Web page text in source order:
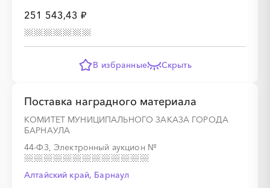
251 543,43 ₽
В избранные Скрыть
Поставка наградного материала
КОМИТЕТ МУНИЦИПАЛЬНОГО ЗАКАЗА ГОРОДА
БАРНАУЛА
44-ФЗ, Электронный аукцион №
Алтайский край, Барнаул